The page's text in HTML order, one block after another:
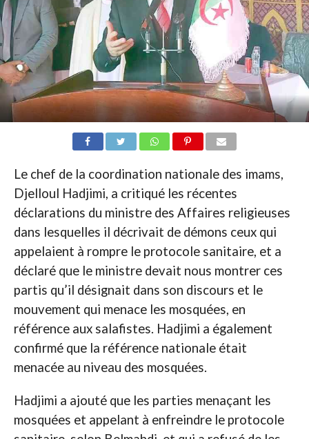
Le chef de la coordination nationale des imams,
Djelloul Hadjimi, a critiqué les récentes
déclarations du ministre des Affaires religieuses
dans lesquelles il décrivait de démons ceux qui
appelaient à rompre le protocole sanitaire, et a
déclaré que le ministre devait nous montrer ces
partis qu’il désignait dans son discours et le
mouvement qui menace les mosquées, en
référence aux salafistes. Hadjimi a également
confirmé que la référence nationale était
menacée au niveau des mosquées.
Hadjimi a ajouté que les parties menaçant les
mosquées et appelant à enfreindre le protocole